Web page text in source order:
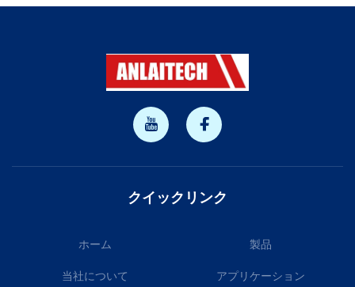
クイックリンク
ホーム 製品
当社について アプリケーション